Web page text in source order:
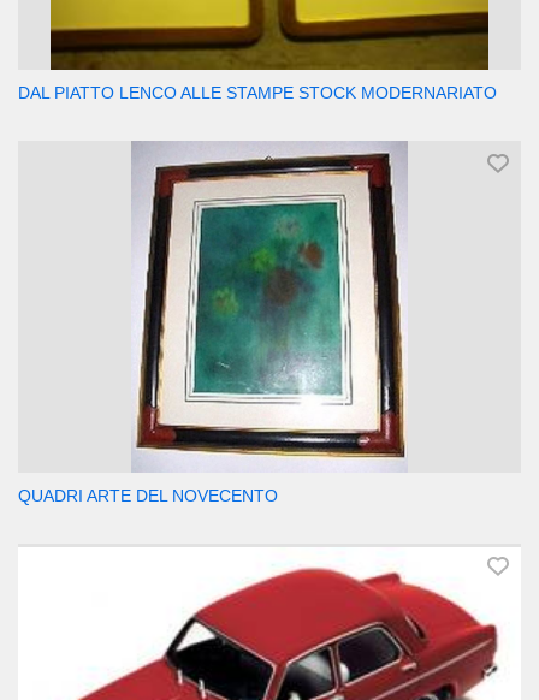
DAL PIATTO LENCO ALLE STAMPE STOCK MODERNARIATO
QUADRI ARTE DEL NOVECENTO